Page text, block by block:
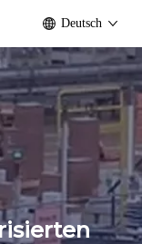
Deutsch